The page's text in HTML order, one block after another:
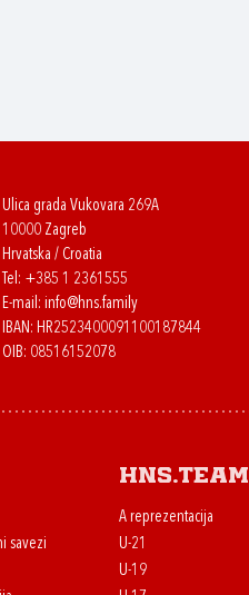
Ulica grada Vukovara 269A
10000 Zagreb
Hrvatska / Croatia
Tel: +385 1 2361555
E-mail: info@hns.family
IBAN: HR2523400091100187844
OIB: 08516152078
savezi
HNS.team
A reprezentacija
U-21
U-19